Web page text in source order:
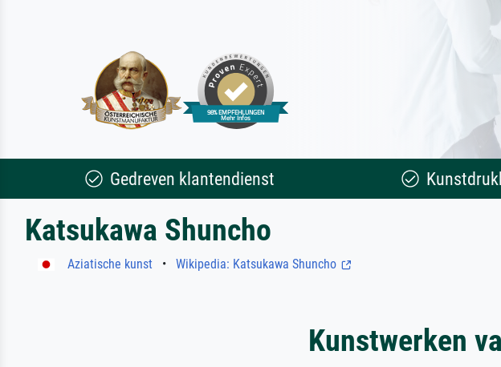
Gedreven klantendienst
Katsukawa Shuncho
Aziatische kunst •Wikipedia: Katsukawa Shuncho
Kunstwerken